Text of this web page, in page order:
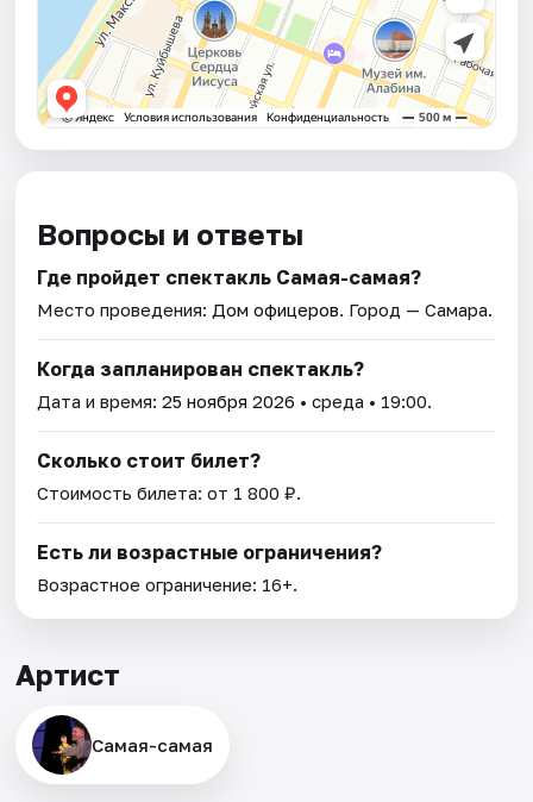
Вопросы и ответы
Где пройдет спектакль Самая-самая?
Место проведения: Дом офицеров. Город — Самара.
Когда запланирован спектакль?
Дата и время:25 ноября 2026 • среда • 19:00.
Сколько стоит билет?
Стоимость билета: от 1 800 ₽.
Есть ли возрастные ограничения?
Возрастное ограничение: 16+.
Артист
Самая-самая